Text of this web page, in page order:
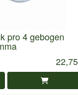
pro 4 gebogen
22,75